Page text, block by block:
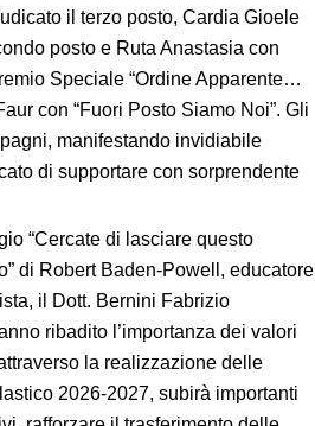
il terzo posto, Cardia Gioele
posto e Ruta Anastasia con
Speciale “Ordine Apparente…
con “Fuori Posto Siamo Noi”. Gli
manifestando invidiabile
di supportare con sorprendente
“Cercate di lasciare questo
di Robert Baden-Powell, educatore
il Dott. Bernini Fabrizio
ribadito l’importanza dei valori
la realizzazione delle
2026-2027, subirà importanti